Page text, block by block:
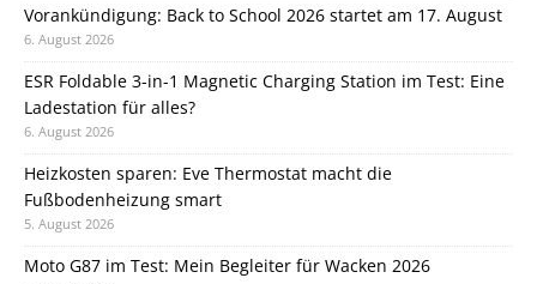
Vorankündigung: Back to School 2026 startet am 17. August
6. August 2026
ESR Foldable 3-in-1 Magnetic Charging Station im Test: Eine
Ladestation für alles?
6. August 2026
Heizkosten sparen: Eve Thermostat macht die
Fußbodenheizung smart
5. August 2026
Moto G87 im Test: Mein Begleiter für Wacken 2026